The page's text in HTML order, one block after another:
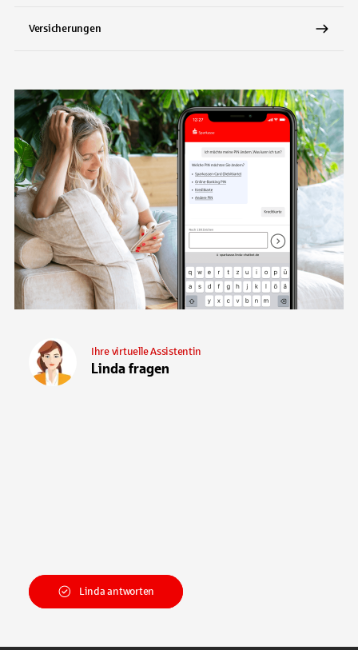
Versicherungen
Linda fragen
Ihre virtuelle Assistentin
Linda antworten